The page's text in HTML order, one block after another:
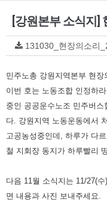
[강원본부 소식지]
131030_현장의소리
민주노총 강원지역본부 현
이번 호는 노동조합 인정하
중인 공공운수노조 민주버
다. 강원지역 노동운동에서
고공농성중인데, 하루가 다
철 지회장 동지가 하루빨리
다음 11월 소식지는 11/27(
면 내용과 사진 보내주세요.